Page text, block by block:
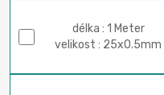
délka : 1 Meter
velikost : 25x0.5mm